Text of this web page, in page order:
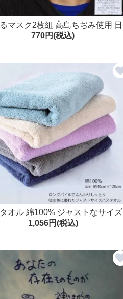
マスク2枚組 高島ちぢみ使用 日
綿100% 大人用 繰り返し 使える
770円(税込)
オル 綿100% ジャストなサイズ
スタオル ロングパイル ふんわり
1,056円(税込)